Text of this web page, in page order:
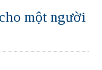
một người